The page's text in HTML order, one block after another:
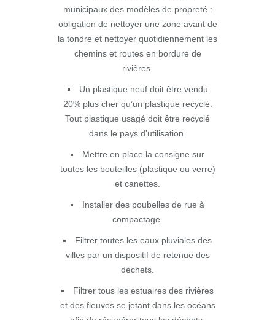
municipaux des modèles de propreté :
obligation de nettoyer une zone avant de
la tondre et nettoyer quotidiennement les
chemins et routes en bordure de
rivières.
Un plastique neuf doit être vendu
20% plus cher qu’un plastique recyclé.
Tout plastique usagé doit être recyclé
dans le pays d’utilisation.
Mettre en place la consigne sur
toutes les bouteilles (plastique ou verre)
et canettes.
Installer des poubelles de rue à
compactage.
Filtrer toutes les eaux pluviales des
villes par un dispositif de retenue des
déchets.
Filtrer tous les estuaires des rivières
et des fleuves se jetant dans les océans